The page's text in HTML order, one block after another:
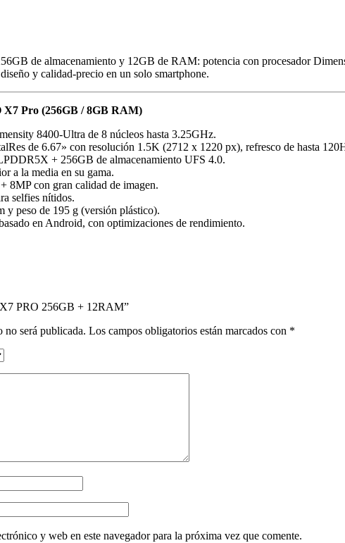
de almacenamiento y 12GB de RAM: potencia con procesador
y calidad-precio en un solo smartphone.
X7 Pro (256GB / 8GB RAM)
8400-Ultra de 8 núcleos hasta 3.25GHz.
de 6.67» con resolución 1.5K (2712 x 1220 px), refresco de hasta
+ 256GB de almacenamiento UFS 4.0.
a la media en su gama.
8MP con gran calidad de imagen.
selfies nítidos.
y peso de 195 g (versión plástico).
en Android, con optimizaciones de rendimiento.
PRO 256GB + 12RAM”
no será publicada. Los campos obligatorios están marcados con *
y web en este navegador para la próxima vez que comente.